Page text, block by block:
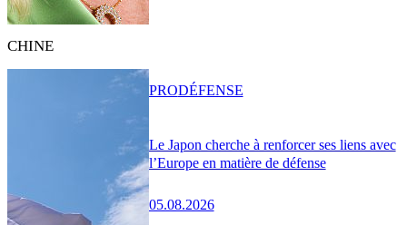
CHINE
Le Japon cherche à renforcer ses liens avec
l’Europe en matière de défense
05.08.2026
PRODÉFENSE